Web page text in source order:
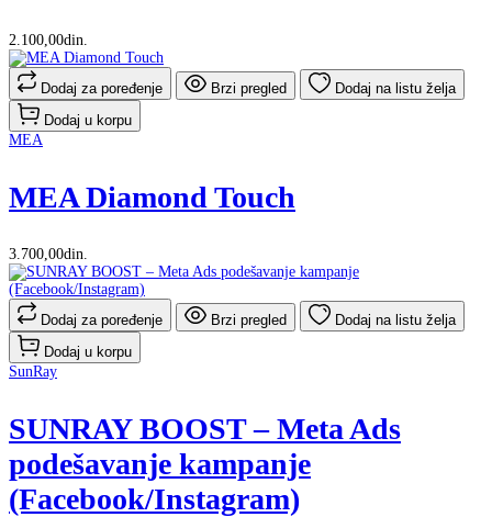
2.100,00din.
Dodaj za poređenje Brzi pregled
Dodaj na listu želja
Dodaj u korpu
MEA
MEA Diamond Touch
3.700,00din.
Dodaj za poređenje Brzi pregled
Dodaj na listu želja
Dodaj u korpu
SunRay
SUNRAY BOOST – Meta Ads
podešavanje kampanje
(Facebook/Instagram)